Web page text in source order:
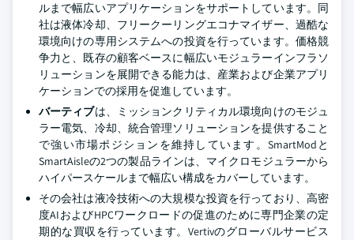
ルまで幅広いアプリケーションをサポートしています。同
社は液体冷却、フリークーリングエコナマイザー、過酷な
環境向けの専用システムへの投資を行っています。価格競
争力と、既存の顧客ベースに幅広いモジュラーインフラソ
リューションを展開できる能力は、産業および企業アプリ
ケーションでの採用を促進しています。
バーティブは、ミッションクリティカル環境向けのモジュ
ラー電気、冷却、統合管理ソリューションを提供すること
で強い市場ポジションを維持しています。SmartModと
SmartAisleの2つの製品ラインは、マイクロモジュラーから
ハイパースケールまで幅広い構成をカバーしています。
その会社は液冷技術への大規模な投資を行っており、高密
度AIおよびHPCワークロードの促進のために専門企業の定
期的な買収を行っています。Vertivのグローバルサービス